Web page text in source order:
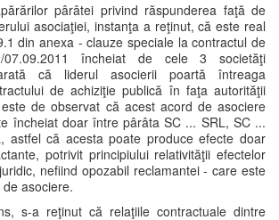
pârâtei privind răspunderea faţă de
asociaţiei, instanţa a reţinut, că este real
din anexa - clauze speciale la contractul de
07.09.2011 încheiat de cele 3 societăţi
că liderul asocierii poartă întreaga
de achiziţie publică în faţa autorităţii
de observat că acest acord de asociere
încheiat doar între pârâta SC ... SRL, SC ...
astfel că acesta poate produce efecte doar
potrivit principiului relativităţii efectelor
nefiind opozabil reclamantei - care este
asociere.
s-a reţinut că relaţiile contractuale dintre